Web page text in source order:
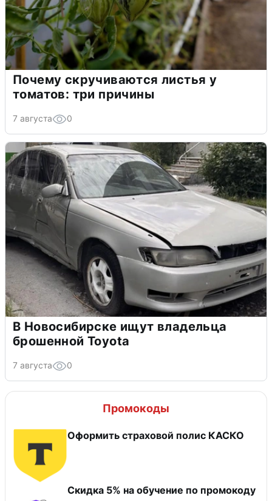
Почему скручиваются листья у
томатов: три причины
7 августа 0
В Новосибирске ищут владельца
брошенной Toyota
7 августа 0
Промокоды
Оформить страховой полис КАСКО
Скидка 5% на обучение по промокоду